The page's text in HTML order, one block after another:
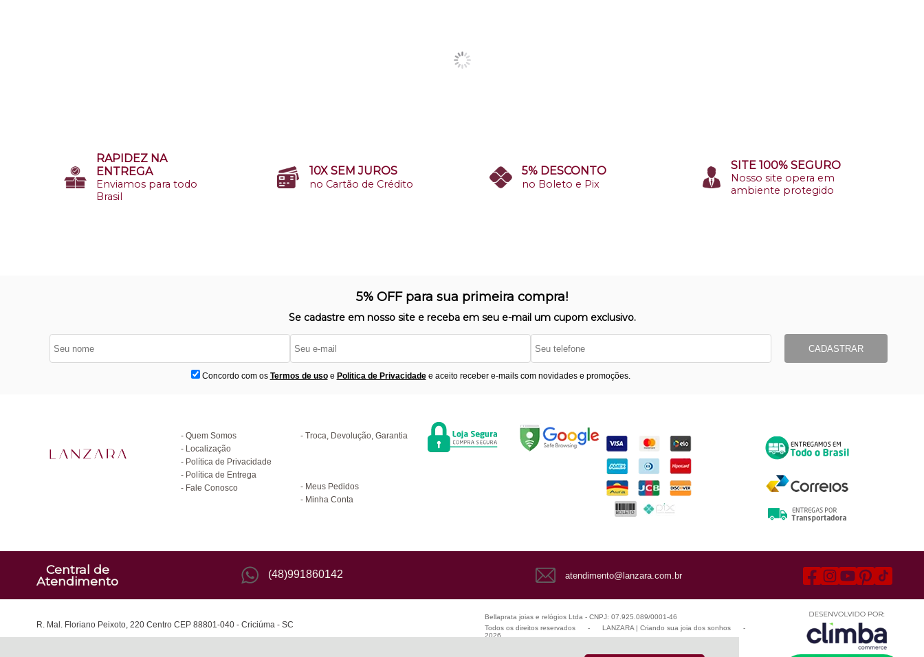
RAPIDEZ NA
ENTREGA
Enviamos para todo
Brasil
10X SEM JUROS
no Cartão de Crédito
5% DESCONTO
no Boleto e Pix
SITE 100% SEGURO
Nosso site opera em
ambiente protegido
5% OFF para sua primeira compra!
Se cadastre em nosso site e receba em seu e-mail um cupom exclusivo.
Concordo com os Termos de usoe Politica de Privacidadee aceito receber e-mails com novidades e promoções.
CADASTRAR
Quem Somos
Localização
Política de Privacidade
Política de Entrega
Fale Conosco
Troca, Devolução, Garantia
Meus Pedidos
Minha Conta
Central de
Atendimento
(48)991860142 atendimento@lanzara.com.br
R. Mal. Floriano Peixoto, 220 Centro CEP 88801-040 - Criciúma - SC
Bellaprata joias e relógios Ltda - CNPJ: 07.925.089/0001-46
Todos os direitos reservados
- LANZARA | Criando sua joia dos sonhos
-
2026